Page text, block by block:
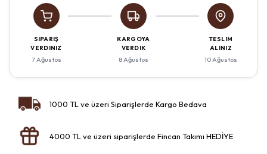
SIPARIŞ
VERDINIZ
7 Ağustos
KARGOYA
VERDIK
8 Ağustos
TESLIM
ALINIZ
10 Ağustos
1000 TL ve üzeri Siparişlerde Kargo Bedava
4000 TL ve üzeri siparişlerde Fincan Takımı HEDİYE